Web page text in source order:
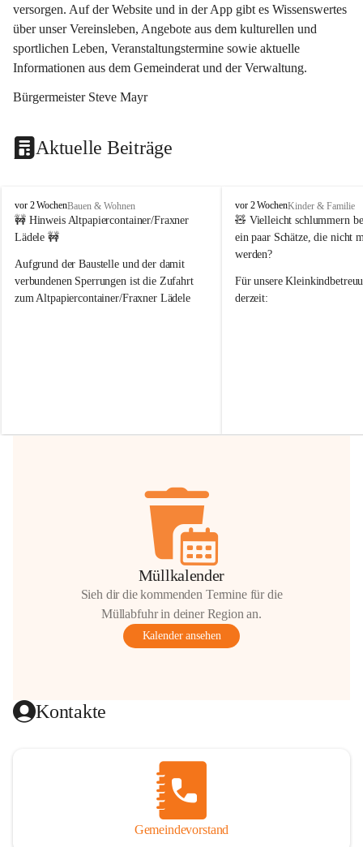
versorgen. Auf der Website und in der App gibt es Wissenswertes
über unser Vereinsleben, Angebote aus dem kulturellen und
sportlichen Leben, Veranstaltungstermine sowie aktuelle
Informationen aus dem Gemeinderat und der Verwaltung.
Bürgermeister Steve Mayr
Aktuelle Beiträge
F
r
a
e
r
n
vor 2 WochenBauen & Wohnen
🚧 Hinweis Altpapiercontainer/Fraxner
Lädele 🚧
Aufgrund der Baustelle und der damit
verbundenen Sperrungen ist die Zufahrt
zum Altpapiercontainer/Fraxner Lädele
Hilfsbereitschaft!
F
r
a
x
r
n
vor 2 WochenKinder & Familie
🧸 Vielleicht schlummern
ein paar Schätze, die nicht
werden?
Für unsere
derzeit:
Müllkalender
Sieh dir die kommenden Termine für die
Müllabfuhr in deiner Region an.
Kalender ansehen
Kontakte
Gemeindevorstand